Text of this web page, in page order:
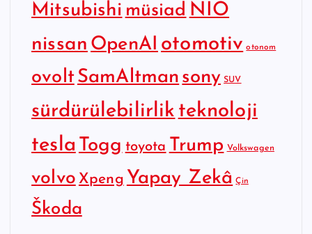
Mitsubishi müsiad NIO
nissan OpenAI otomotiv otonom
ovoltSamAltman sony SUV
sürdürülebilirlik teknoloji
tesla Togg toyota Trump Volkswagen
volvo Xpeng Yapay Zekâ Çin
Škoda